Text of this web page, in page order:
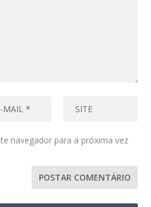
navegador para a próxima vez